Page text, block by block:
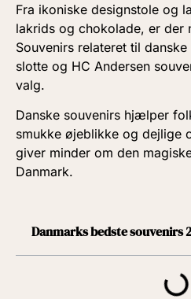
Fra ikoniske designstole og
lakrids og chokolade, er der
Souvenirs relateret til
slotte og HC Andersen
valg.
Danske souvenirs hjælper
smukke øjeblikke og dejlige
giver minder om den
Danmark.
Danmarks bedste souvenirs